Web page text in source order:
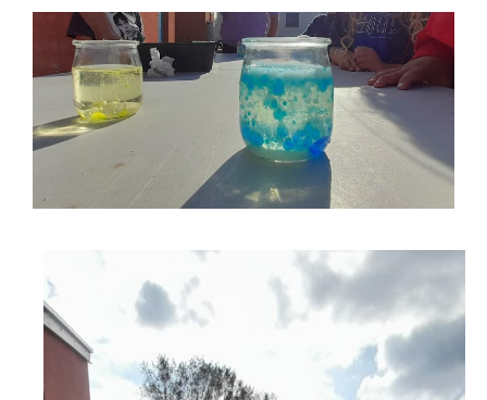
Espace ressources à ITINERANCE
ITINERANCE en vidéos !
Contact